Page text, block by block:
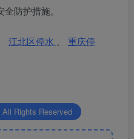
防护措施。
江北区停水 、 重庆停
Rights Reserved